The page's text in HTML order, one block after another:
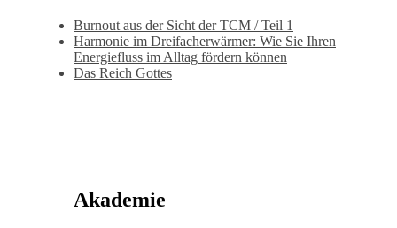
Burnout aus der Sicht der TCM / Teil 1
Harmonie im Dreifacherwärmer: Wie Sie Ihren
Energiefluss im Alltag fördern können
Das Reich Gottes
Akademie